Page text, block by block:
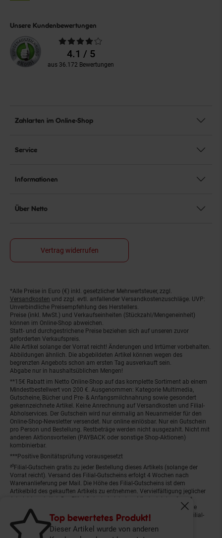
Top bewertetes Produkt!
Dieser Artikel wurde von anderen
Fenster
Unsere Kundenbewertungen
Durchschnittliche
Bewertungen4.1 / 5
aus 36.172 Bewertungen
Zahlarten im Online-Shop
Service
Informationen
Über Netto
Vertrag widerrufen
Fußnoten
*Alle Preise in Euro (€) inkl. gesetzlicher Mehrwertsteuer, zzgl.
Versandkosten und zzgl. evtl. anfallender Versandkostenzuschläge. UVP:
Unverbindliche Preisempfehlung des Herstellers.
Preise (inkl. MwSt.) und Verkaufseinheiten (Stückzahl/Mengeneinheit)
können im Online-Shop abweichen.
Statt- und durchgestrichene Preise beziehen sich auf unseren zuvor
geforderten Verkaufspreis.
Alle Artikel solange der Vorrat reicht! Änderungen und Irrtümer vorbehalten.
Abbildungen ähnlich. Die abgebildeten Artikel können wegen des
begrenzten Angebots schon am ersten Tag ausverkauft sein.
Abgabe nur in haushaltsüblichen Mengen!
**15€ Rabatt im Netto Online-Shop auf das komplette Sortiment ab einem
Mindestbestellwert von 200 €. Ausgenommen: Kategorie Multimedia,
Gutscheine, Bücher und Pre- & Anfangsmilchnahrung sowie gesondert
gekennzeichnete Artikel. Keine Anrechnung auf Versandkosten und Filial-
Abholservices. Der Gutschein wird nur einmalig an Neuanmelder für den
Online-Shop-Newsletter versendet. Nur online einlösbar. Nur ein Gutschein
pro Person und Bestellung. Restbeträge werden nicht ausgezahlt. Nicht mit
anderen Aktionsvorteilen (PAYBACK oder sonstige Shop-Aktionen)
kombinierbar.
***Positive Bonitätsprüfung vorausgesetzt
²⁰Filial-Gutschein gratis zu jeder Bestellung dieses Artikels (solange der
Vorrat reicht). Versand des Filial-Gutscheins erfolgt 4 Wochen nach
Warenanlieferung per Mail. Die Höhe des Filial-Gutscheins ist dem
Artikelbild des gekauften Artikels zu entnehmen. Vervielfältigung jeglicher
Art nicht gestattet. Der Filial-Gutschein ist ohne Mindesteinkaufswert
einlösbar. Nicht mit anderen Aktionsvorteilen (PAYBACK oder sonstige
Shop-Aktionen) kombinierbar. Der jeweilige Gültigkeitszeitraum des Filial-
Gutscheins ist darauf vermerkt.